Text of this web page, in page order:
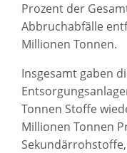
Prozent der
Abbruchabfälle
Millionen Tonnen.
Insgesamt gaben
Tonnen Stoffe
Millionen Tonnen